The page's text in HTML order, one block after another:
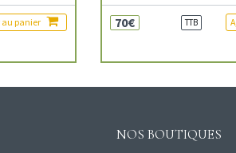
panier 70€ TTB
NOS BOUTIQUES